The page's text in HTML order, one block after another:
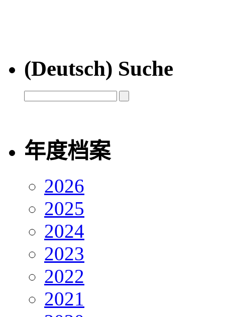
(Deutsch) Suche
年度档案
2026
2025
2024
2023
2022
2021